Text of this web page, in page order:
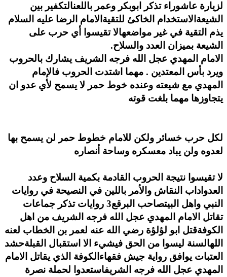
لزيارة عاشوراء تذكر ابوبكر وعمر باللعنالتكفير بين
الشيعة الاستخدام الخاكئ للتقية الامام الرضا عليه السلام
يذم التقية في غير مواضعهالا تقيسوا أي حرب على
الشيعة بميزان العدد والسلاح.
الامام المهدي عجل الله فرجه الشريف يشارك بالحروب
ويرد بأس المعتدين . مهما اشتدت الحروب فالإمام
المهدي مع شيعته وعنده خوط حمر لا يسمح لأي عدو ان
يتجاوزها مهما بلغت قوته
لكل حرب خسائر ولكن للامام خطوط حمر لن يسمح بها
لعدوه ولن يباد معسكره وساحة أنصاره
لا تقيسوا نتيجة الحروب القادمة بكمية السلاح وعدد
العدو اداب النقاش والأمر باللين في النصيحة في روايات
النبي واهل البيتصاحب البرقع
3 روايات تذكر جماعات
تقاتل الامام المهدي عجل الله فرجه الشريف من اهل
الكوفةقتل ابو لؤلؤة رضي الله عنه لعمر بن الخطاب لعنه
اللهالسنة ليسوا من الحق فيشيء الا استقبال القبلةحشد
العتبات يوافق رواية جيش فقهاءالكوفة الذي يقاتل الامام
المهدي عجل الله فرجه الشريفاستعدوا لحملة نصرة